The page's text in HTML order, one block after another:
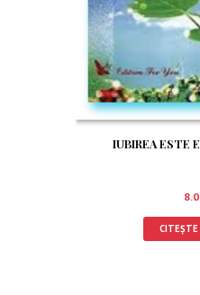
IUBIREA ESTE